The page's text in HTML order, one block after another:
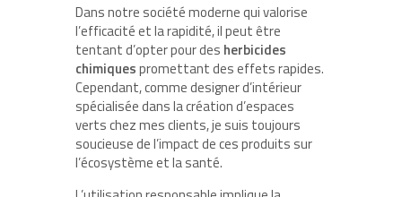
Dans notre société moderne qui valorise
l’efficacité et la rapidité, il peut être
tentant d’opter pour des herbicides
chimiquespromettant des effets rapides.
Cependant, comme designer d’intérieur
spécialisée dans la création d’espaces
verts chez mes clients, je suis toujours
soucieuse de l’impact de ces produits sur
l’écosystème et la santé.